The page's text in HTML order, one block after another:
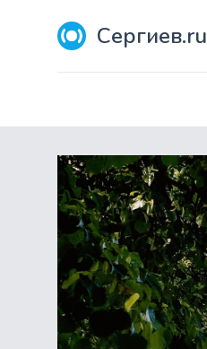
Сергиев.ru